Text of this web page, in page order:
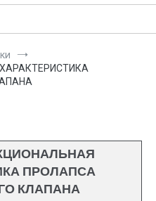
ПРОЛАПСА
КЛАПАНА